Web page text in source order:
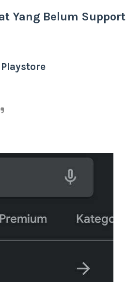
Yang Belum Support